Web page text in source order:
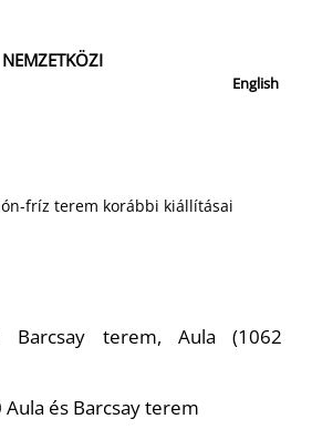
NEMZETKÖZI
English
fríz terem korábbi kiállításai
Barcsay terem, Aula (1062
és Barcsay terem